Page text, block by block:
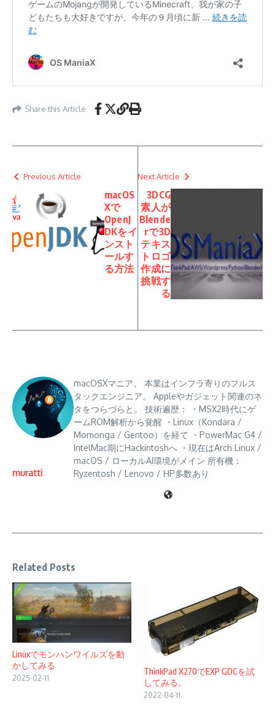
Share this Article
Previous Article
macOS
Xで
OpenJ
DKをイ
ンスト
ールす
る方法
Next Article
3DCG
素人が
Blende
rで3D
テキス
トロゴ
作成に
挑戦す
る
muratti
macOSXマニア。 本業はインフラ寄りのフルス
タックエンジニア。 Appleやガジェット関連のネ
タをつらづらと。 技術遍歴： ・MSX2時代にゲ
ームROM解析から覚醒 ・Linux（Kondara /
Momonga / Gentoo）を経て ・PowerMac G4 /
IntelMac期にHackintoshへ ・現在はArch Linux /
macOS / ローカルAI環境がメイン 所有機：
Ryzentosh / Lenovo / HP多数あり
Related Posts
Linuxでモンハンワイルズを動
かしてみる
2025-02-11
ThinkPad X270でEXP GDCを試
してみる。
2022-04-11